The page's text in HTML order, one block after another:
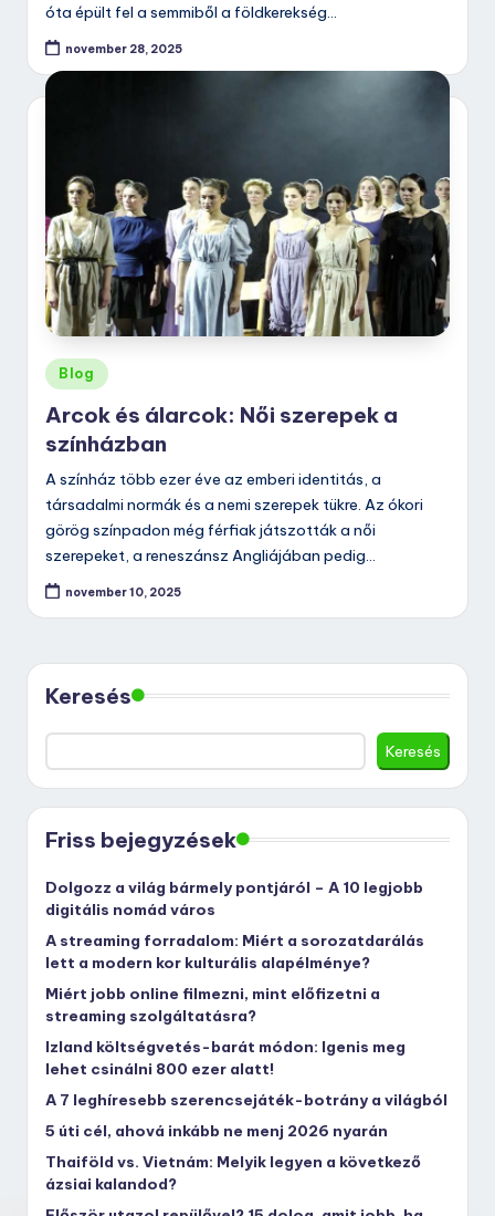
óta épült fel a semmiből a földkerekség…
november 28, 2025
Posted
in
Blog
Arcok és álarcok: Női szerepek a
színházban
A színház több ezer éve az emberi identitás, a
társadalmi normák és a nemi szerepek tükre. Az ókori
görög színpadon még férfiak játszották a női
szerepeket, a reneszánsz Angliájában pedig…
november 10, 2025
Keresés
Keresés
Friss bejegyzések
Dolgozz a világ bármely pontjáról – A 10 legjobb
digitális nomád város
A streaming forradalom: Miért a sorozatdarálás
lett a modern kor kulturális alapélménye?
Miért jobb online filmezni, mint előfizetni a
streaming szolgáltatásra?
Izland költségvetés-barát módon: Igenis meg
lehet csinálni 800 ezer alatt!
A 7 leghíresebb szerencsejáték-botrány a világból
5 úti cél, ahová inkább ne menj 2026 nyarán
Thaiföld vs. Vietnám: Melyik legyen a következő
ázsiai kalandod?